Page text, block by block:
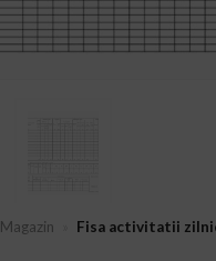
Magazin
Fisa activitatii